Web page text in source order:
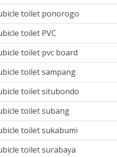
toilet ponorogo
toilet PVC
toilet pvc board
toilet sampang
toilet situbondo
toilet subang
toilet sukabumi
toilet surabaya